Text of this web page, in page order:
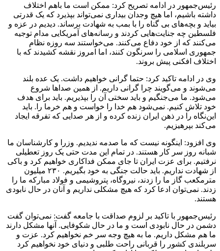
رئیس‌جمهور در ادامه تصریح کرد: ممکن است ما باهم اختلاف
داشته باشیم، اما هیچ وجدان بیداری نمی‌تواند بپذیرد که یک قدرتی
بیاید و بچه‌های بی گناه را با بمب به شهادت برساند. دیدیم در عزه و
فلسطین چه جنایت‌هایی کردند و رسانه‌های آمریکایی مدام توجیه
می‌کنند که از خود دفاع می‌کنند. می‌خواستند سه روزه نظام
جمهوری اسلامی را سرنگون کنند، اما امروز نقشه کشیدند که با
اختلاف افکنی پیش بروند.
وی در ادامه تاکید کرد: حتما گرانی خواهیم داشت. یک عده بلند
می‌شوند و می‌گویند چرا گرانی داریم. از همین صدا‌ها شروع
می‌شود. ما می‌جنگیم و باید سختی آن را بپذیریم. باید برای هدف
خود تلاش کنیم. نمی‌شود هم خدا را خواست و هم خرما را. باید
این‌نگاه را در ذهن ایران زنده کرده و از هر صدایی که تفرقه ایجاد
می‌کند بپرهیزیم.
وی افزود: اینگونه نیست که ما صدمه ندیدیم. وزرا و کارشناسان ما
شبانه روز سر کار هستند. در تمام این مدت حتی یک روز تعطیلی
نرفتیم. برای عزت ایران تا جای ممکن فداکاری خواهیم کرد و باکی
از شهادت نداریم. باید حالت جنگی به خود بگیریم. ۲۳۰ میلیون
مترمکعب گاز ما را زدند، نیروگاه، پتروشیمی و فولاد مبارکه ما را
زدند. نمی‌توان ادعا کرد که هیچ مشکلی نداریم و آنان در حال نابودی
هستند.
رئیس‌جمهور با تاکید بر لزوم صداقت با جامعه گفت: نمی‌توان گفت
دشمن در حال نابودی است و ما در حال شکوفایی. آنها مشکل دارند
ما هم مشکل داریم. ما به هیچ وجه سر خم نخواهیم کرد. عزت و
سربلندی کشور را قربانی راحت طلبی و دنیای خود نخواهیم کرد